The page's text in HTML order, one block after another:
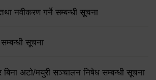
तथा नवीकरण गर्ने सम्बन्धी सूचना
सूचना
अटो/मयुरी सञ्चालन निषेध सम्बन्धी सूचना